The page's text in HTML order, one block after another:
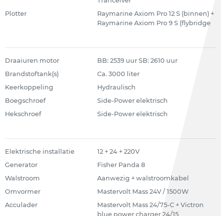
Plotter
Raymarine Axiom Pro 12 S (binnen) +
Raymarine Axiom Pro 9 S (flybridge
Draaiuren motor
BB: 2539 uur SB: 2610 uur
Brandstoftank(s)
Ca. 3000 liter
Keerkoppeling
Hydraulisch
Boegschroef
Side-Power elektrisch
Hekschroef
Side-Power elektrisch
Elektrische installatie
12 + 24 + 220V
Generator
Fisher Panda 8
Walstroom
Aanwezig + walstroomkabel
Omvormer
Mastervolt Mass 24V / 1500W
Acculader
Mastervolt Mass 24/75-C + Victron
blue power charger 24/15